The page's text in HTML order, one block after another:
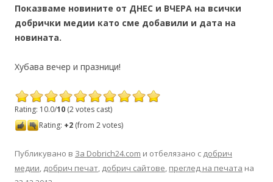
Показваме новините от ДНЕС и ВЧЕРА на всички
добрички медии като сме добавили и дата на
новината.
Хубава вечер и празници!
Rating: 10.0/10 (2 votes cast)
Rating: +2 (from 2 votes)
Публикувано в За Dobrich24.com и отбелязано с добрич
медии, добрич печат, добрич сайтове, преглед на печата на